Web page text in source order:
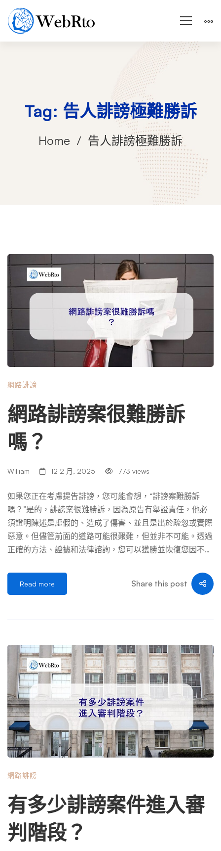
Tag: 告人誹謗極難勝訴
Home 告人誹謗極難勝訴
網路誹謗
網路誹謗案很難勝訴
嗎？
William 12 2 月, 2025 773 views
如果您正在考慮提告誹謗，您可能會想，“誹謗案難勝訴
嗎？”是的，誹謗案很難勝訴，因為原告有舉證責任，他必
須證明陳述是虛假的、造成了傷害、並且是出於疏忽或實際
惡意。但儘管前面的道路可能很艱難，但並非不可能。透過
正確的方法、證據和法律諮詢，您可以獲勝並恢復您因不公
複雜，而且由於多種原因很難勝訴。讓我們來探討一下原告
面臨的主要挑戰。 原告負有舉證責任 在誹謗案中，原告
須證明以下要素： 1) 該聲明是虛假的2) 該聲明已發布給第三
方3) 該聲明對您造成了實際傷害4) 該聲明至少存在疏忽 每
個元素都有其自身的挑戰。如果某個陳述有部分事實的話，
證明其為錯誤可能會很棘手。要準確地表明文章是如何發表
的以及發表給誰可能需要大量證據。量化損失也可能很複
雜。 有許多潛在的防禦措施 即使您能夠證明所需的要素，
被告仍可能有辯護來駁斥您的主張。常見的辯護包括主張該
陳述基本上屬實、只是一種觀點、或他們發表該陳述的背景
賦予了他們豁免權。克服這些防禦對於贏得訴訟至關重要。
您必須證明四個關鍵要素。如果每一個證據都不夠有力，你
述是真實的，那麼您就無法贏得誹謗案。您必須能夠提供有
力的證據證明該陳述是錯誤的。 2.它被發布給第三方 要構
成誹謗，虛假陳述必須傳達給您以外的至少一個人。這被稱
為“出版”。 3.它給你造成了真正的傷害 您還必須證明虛假陳
Read more Share this post
網路誹謗
有多少誹謗案件進入審
判階段？